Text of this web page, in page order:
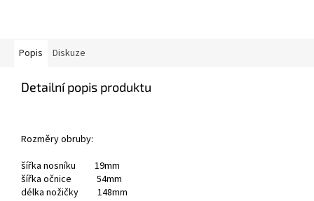
Popis Diskuze
Detailní popis produktu
Rozměry obruby:
šířka nosníku 19mm
šířka očnice 54mm
délka nožičky 148mm